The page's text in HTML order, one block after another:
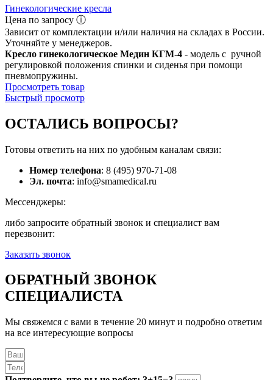
Гинекологические кресла
Цена по запросу ⓘ
Зависит от комплектации и/или наличия на складах в России.
Уточняйте у менеджеров.
Кресло гинекологическое Медин КГМ-4 - модель с ручной
регулировкой положения спинки и сиденья при помощи
пневмопружины.
Просмотреть товар
Быстрый просмотр
ОСТАЛИСЬ ВОПРОСЫ?
Готовы ответить на них по удобным каналам связи:
Номер телефона: 8 (495) 970-71-08
Эл. почта: info@smamedical.ru
Мессенджеры:
либо запросите обратный звонок и специалист вам
перезвонит:
Заказать звонок
ОБРАТНЫЙ ЗВОНОК
СПЕЦИАЛИСТА
Мы свяжемся с вами в течение 20 минут и подробно ответим
на все интересующие вопросы